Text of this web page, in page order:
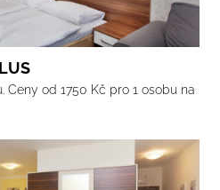
Ceny od 1750 Kč pro 1 osobu na